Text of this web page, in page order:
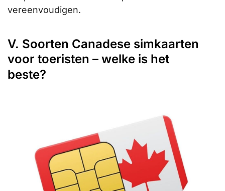
vereenvoudigen.
V. Soorten Canadese simkaarten
voor toeristen – welke is het
beste?